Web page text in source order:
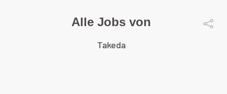
Alle Jobs von
Takeda